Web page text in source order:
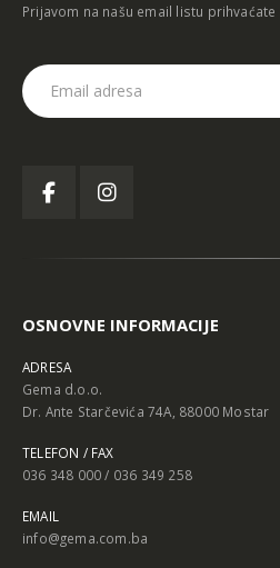
Prijavom na našu email listu prihvaćate
OSNOVNE INFORMACIJE
ADRESA
Gema d.o.o.
Dr. Ante Starčevića 74A, 88000 Mostar
TELEFON / FAX
036 348 000 / 036 349 258
EMAIL
info@gema.com.ba